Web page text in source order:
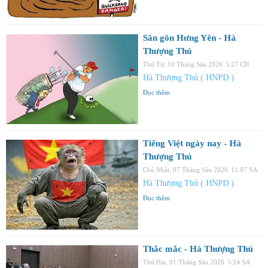
Sân gôn Hưng Yên - Hà
Thượng Thủ
Thứ Tư, 10 Tháng Sáu 2026 5:27 CH
Hà Thượng Thủ ( HNPD )
Đọc thêm
Tiếng Việt ngày nay - Hà
Thượng Thủ
Chủ Nhật, 07 Tháng Sáu 2026 11:07 SA
Hà Thượng Thủ ( HNPD )
Đọc thêm
Thắc mắc - Hà Thượng Thủ
Thứ Hai, 01 Tháng Sáu 2026 5:24 SA